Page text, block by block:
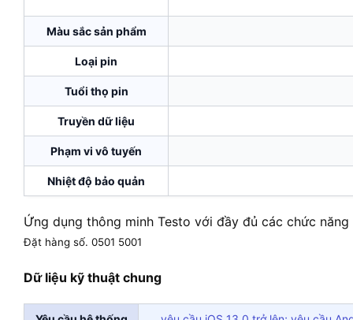
Màu sắc sản phẩm
Loại pin
Tuổi thọ pin
Truyền dữ liệu
Phạm vi vô tuyến
Nhiệt độ bảo quản
Ứng dụng thông minh Testo với đầy đủ các chức
Đặt hàng số. 0501 5001
Dữ liệu kỹ thuật chung